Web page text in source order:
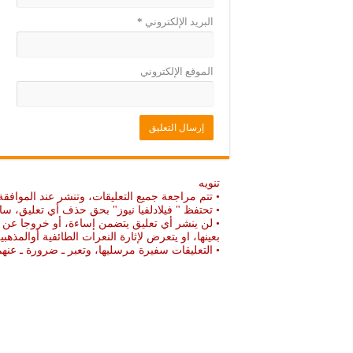
البريد الإلكتروني *
الموقع الإلكتروني
تنويه
• تتم مراجعة جميع التعليقات، وتنشر عند
• تحتفظ " فيلادلفيا نيوز" بحق حذف أي تعليق،
• لن ينشر أي تعليق يتضمن إساءة، أو خروجا عن
بعينها، او يتعرض لإثارة النعرات الطائفية
• التعليقات سفيرة مرسليها، وتعبر ـ ضرورة